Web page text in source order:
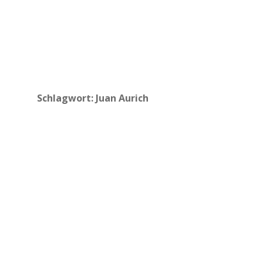
Schlagwort: Juan Aurich